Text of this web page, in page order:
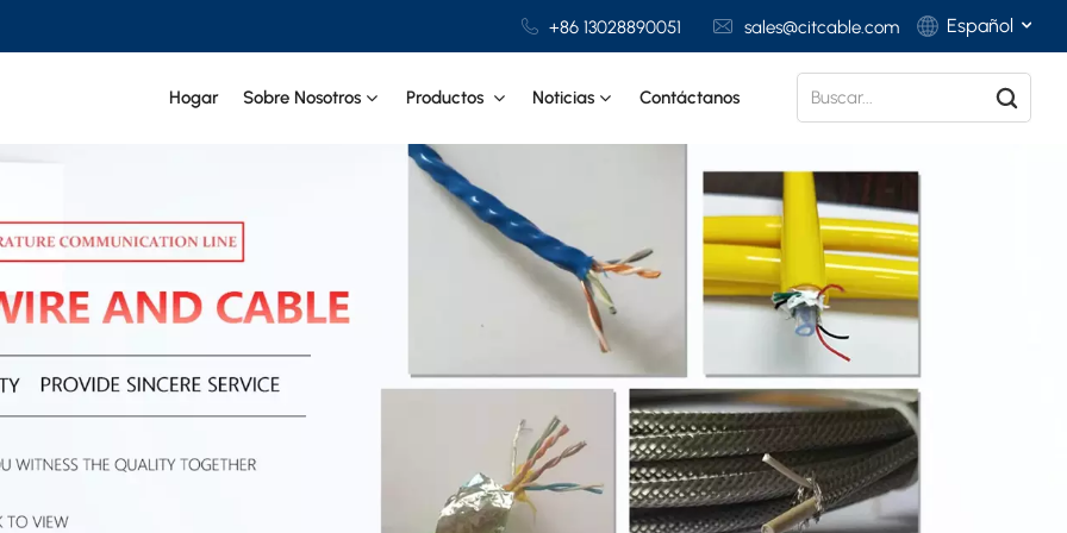
+86 13028890051 sales@citcable.com Español
Deutsch
Italiano
Español
Hogar Sobre Nosotros Productos Noticias Contáctanos